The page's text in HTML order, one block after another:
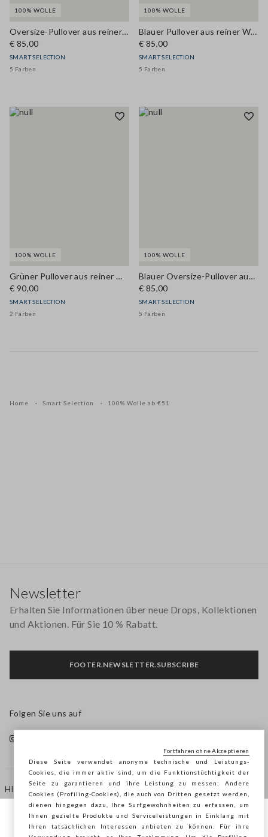
100% WOLLE
Oversize-Pullover aus reiner violetter Wolle
€ 85,00
SMART SELECTION
5 Farben
100% WOLLE
Blauer Pullover aus reiner Wolle im Oversized-Look
€ 85,00
SMART SELECTION
5 Farben
100% WOLLE
Grüner Pullover aus reiner Wolle mit Polokragen und regulärer Passform
€ 90,00
SMART SELECTION
2 Farben
100% WOLLE
Blauer Oversize-Pullover aus reiner Wolle
€ 85,00
SMART SELECTION
5 Farben
Home Smart Selection 100% Wolle ab €51
HILFE
AGENTUR
Newsletter
Erhalten Sie Informationen über neue Drops, Kollektionen
und Aktionen. Für Sie 10 % Rabatt.
FOOTER.NEWSLETTER.SUBSCRIBE
Folgen Sie uns auf
Sie surfen auf der Seite von STEFANEL
Diese Seite verwendet anonyme technische und Leistungs-
Cookies, die immer aktiv sind, um die Funktionstüchtigkeit der
Seite zu garantieren und ihre Leistung zu messen; Andere
Cookies (Profiling-Cookies), die auch von Dritten gesetzt werden,
dienen hingegen dazu, Ihre Surfgewohnheiten zu erfassen, um
Ihnen gezielte Produkte und Serviceleistungen in Einklang mit
Ihren tatsächlichen Interessen anbieten zu können. Für ihre
Fortfahren ohne Akzeptieren